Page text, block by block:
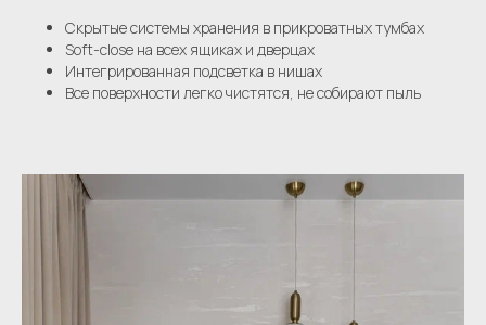
Скрытые системы хранения в прикроватных тумбах
Soft-close на всех ящиках и дверцах
Интегрированная подсветка в нишах
Все поверхности легко чистятся, не собирают пыль